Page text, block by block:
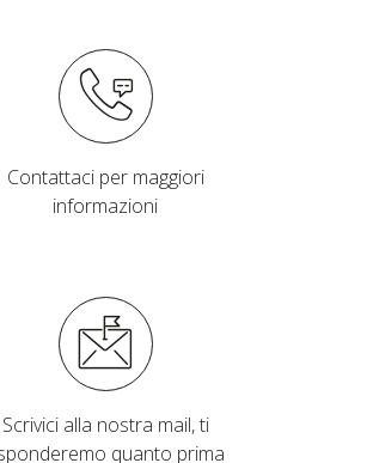
Contattaci per maggiori
informazioni
Scrivici alla nostra mail, ti
quanto prima